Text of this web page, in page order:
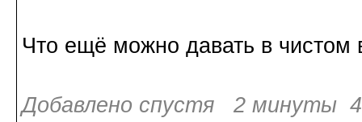
Что ещё можно давать в чистом
Добавлено спустя 2 минуты